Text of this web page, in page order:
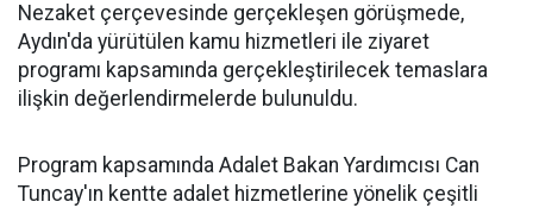
Nezaket çerçevesinde gerçekleşen görüşmede,
Aydın'da yürütülen kamu hizmetleri ile ziyaret
programı kapsamında gerçekleştirilecek temaslara
ilişkin değerlendirmelerde bulunuldu.
Program kapsamında Adalet Bakan Yardımcısı Can
Tuncay'ın kentte adalet hizmetlerine yönelik çeşitli